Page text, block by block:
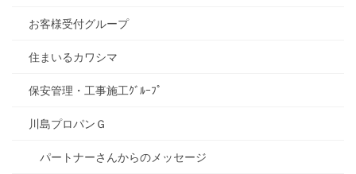
お客様受付グループ
住まいるカワシマ
保安管理・工事施工ｸﾞﾙｰﾌﾟ
川島プロパンＧ
パートナーさんからのメッセージ